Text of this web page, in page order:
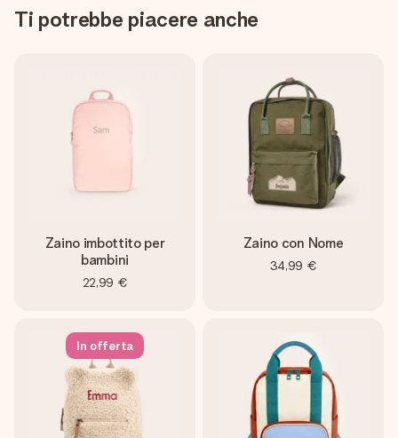
Ti potrebbe piacere anche
Zaino imbottito per
bambini
22,99 €
Zaino con Nome
34,99 €
In offerta